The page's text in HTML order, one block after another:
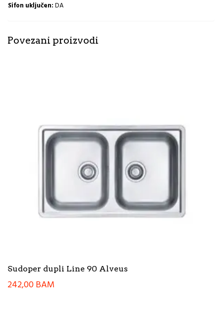
Sifon uključen:DA
Povezani proizvodi
Sudoper dupli Line 90 Alveus
242,00BAM